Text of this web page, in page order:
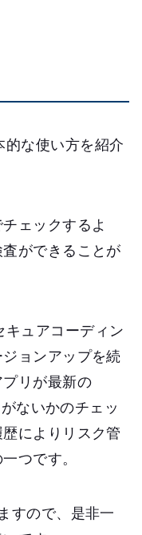
な使い方を紹介
ェックするよ
ができることが
ュアコーディン
ョンアップを続
リが最新の
ないかのチェッ
によりリスク管
つです。
すので、是非一